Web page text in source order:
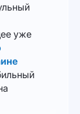
уже